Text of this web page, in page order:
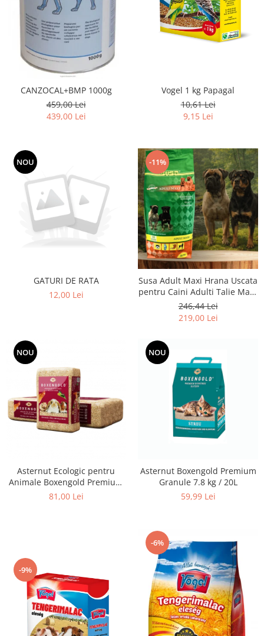
CANZOCAL+BMP 1000g
459,00 Lei
439,00 Lei
Vogel 1 kg Papagal
10,61 Lei
9,15 Lei
NOU
GATURI DE RATA
12,00 Lei
-11%
Susa Adult Maxi Hrana Uscata
pentru Caini Adulti Talie Mare
- 20kg
246,44 Lei
219,00 Lei
NOU
Asternut Ecologic pentru
Animale Boxengold Premium
Ecostreu 20kg
81,00 Lei
NOU
Asternut Boxengold Premium
Granule 7.8 kg / 20L
59,99 Lei
-9%
-6%